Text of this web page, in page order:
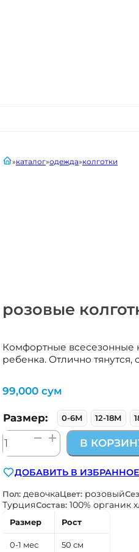
розовые
Комфортные всесезонные
ребенка. Отлично
главнаякаталог одежда колготки
99,000 сум
Размер: 0-6М 12-18М
Количество
товара
колготки
Kitikate
В
ДОБАВИТЬ В ИЗБРАННОЕ
Пол: девочкаЦвет: розовый
ТурцияСостав: 100% органик
Размер Рост
0-1 мес 50 см